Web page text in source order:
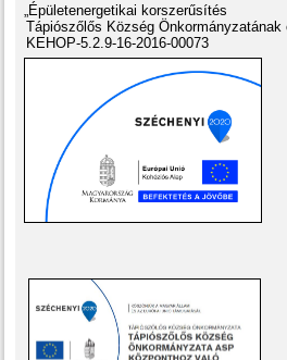
„Épületenergetikai korszerűsítés
Tápiószőlős Község Önkormányzatának
KEHOP-5.2.9-16-2016-00073